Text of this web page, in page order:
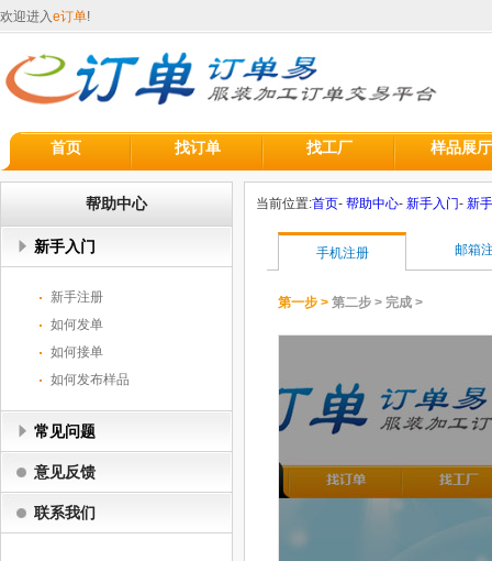
欢迎进入e订单!
首页 找订单 找工厂 样品展厅
帮助中心
新手入门
新手注册
如何发单
如何接单
如何发布样品
常见问题
意见反馈
联系我们
当前位置:首页- 帮助中心- 新手入门- 新
手机注册 邮箱
第一步 > 第二步 > 完成 >